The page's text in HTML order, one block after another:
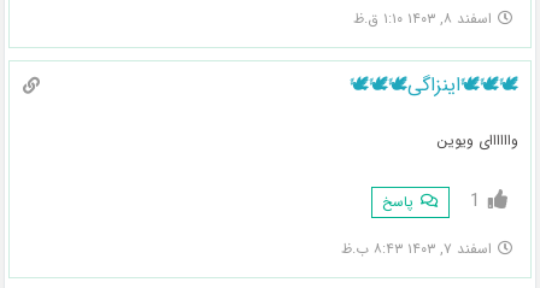
اسفند ۸, ۱۴۰۳ ۱:۱۰ ق.ظ
🕊🕊🕊اینزاگی🕊🕊🕊
واااااای ویوین
1 پاسخ
اسفند ۷, ۱۴۰۳ ۸:۴۳ ب.ظ